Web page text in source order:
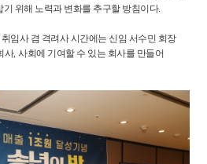
기 위해 노력과 변화를 추구할 방침이다.
임사 겸 격려사 시간에는 신임 서수민 회장
사,사회에 기여할 수 있는 회사를 만들어